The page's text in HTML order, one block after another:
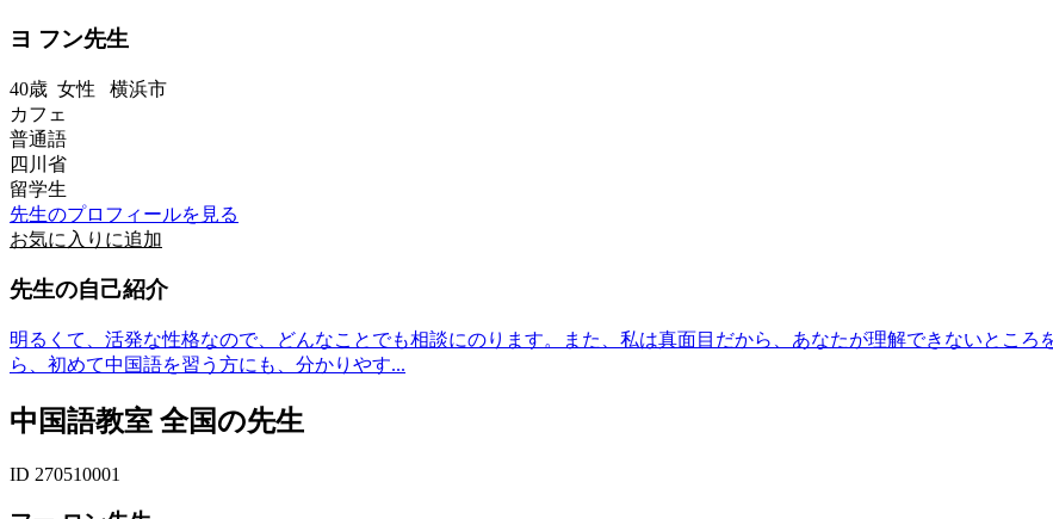
ヨ フン先生
40歳 女性 横浜市
カフェ
普通語
四川省
留学生
先生のプロフィールを見る
お気に入りに追加
先生の自己紹介
明るくて、活発な性格なので、どんなことでも相談にのります。また、私は真面目だから、あなたが理解できないとこ
ら、初めて中国語を習う方にも、分かりやす...
中国語教室 全国の先生
ID 270510001